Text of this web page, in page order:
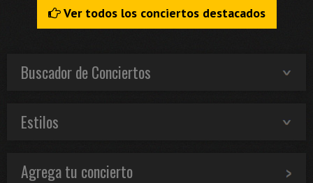
Ver todos los conciertos destacados
Buscador de Conciertos
Estilos
Agrega tu concierto